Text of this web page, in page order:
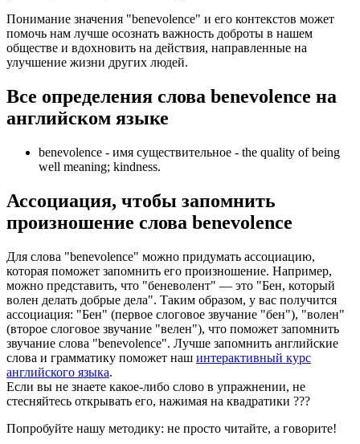
Понимание значения "benevolence" и его контекстов может
помочь нам лучше осознать важность доброты в нашем
обществе и вдохновить на действия, направленные на
улучшение жизни других людей.
Все определения слова benevolence на
английском языке
benevolence - имя существительное - the quality of being
well meaning; kindness.
Ассоциация, чтобы запомнить
произношение слова benevolence
Для слова "benevolence" можно придумать ассоциацию,
которая поможет запомнить его произношение. Например,
можно представить, что "беневолент" — это "Бен, который
волен делать добрые дела". Таким образом, у вас получится
ассоциация: "Бен" (первое слоговое звучание "бен"), "волен"
(второе слоговое звучание "велен"), что поможет запомнить
звучание слова "benevolence". Лучше запомнить английские
слова и грамматику поможет наш интерактивный курс
английского языка.
Если вы не знаете какое-либо слово в упражнении, не
стесняйтесь открывать его, нажимая на квадратики ???
Попробуйте нашу методику: не просто читайте, а говорите!